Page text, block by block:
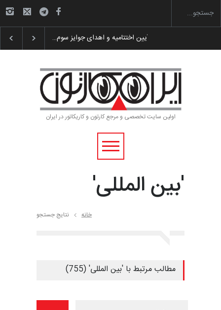
به یاد اردوغان باشول (۱۹۳۶–۲۰۲۶)
اولین سایت تخصصی و مرجع کارتون و کاریکاتور در ایران
'بین المللی'
خانه نتایج جستجو
مطالب مرتبط با 'بین المللی' (755)